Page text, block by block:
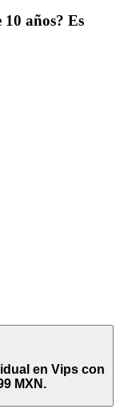
10 años? Es
en Vips con
MXN.